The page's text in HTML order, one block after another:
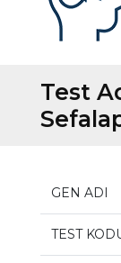
Test
GEN ADI
TEST